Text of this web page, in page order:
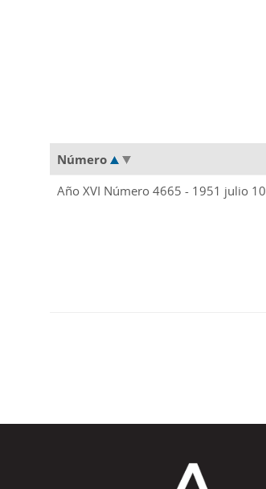
Número
Año XVI Número 4665 - 1951 julio 10